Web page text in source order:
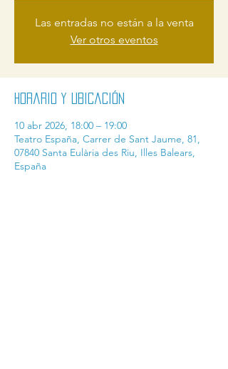
Las entradas no están a la venta
Ver otros eventos
Horario y ubicación
10 abr 2026, 18:00 – 19:00
Teatro España, Carrer de Sant Jaume, 81,
07840 Santa Eulària des Riu, Illes Balears,
España